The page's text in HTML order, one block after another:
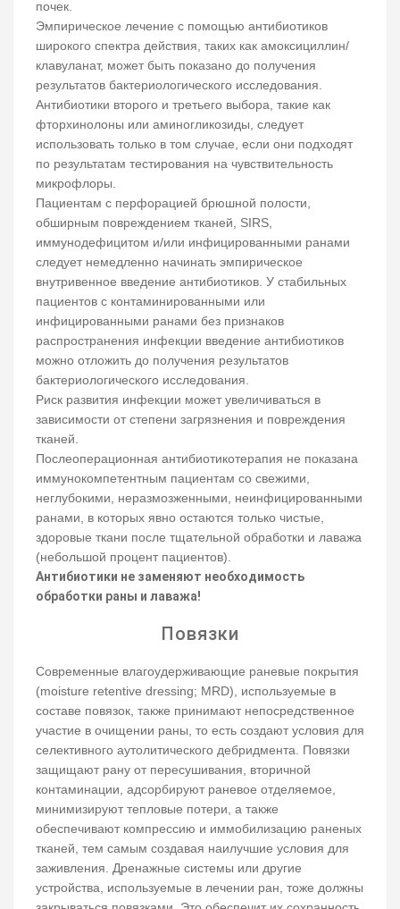
почек.
Эмпирическое лечение с помощью антибиотиков
широкого спектра действия, таких как амоксициллин/
клавуланат, может быть показано до получения
результатов бактериологического исследования.
Антибиотики второго и третьего выбора, такие как
фторхинолоны или аминогликозиды, следует
использовать только в том случае, если они подходят
по результатам тестирования на чувствительность
микрофлоры.
Пациентам с перфорацией брюшной полости,
обширным повреждением тканей, SIRS,
иммунодефицитом и/или инфицированными ранами
следует немедленно начинать эмпирическое
внутривенное введение антибиотиков. У стабильных
пациентов с контаминированными или
инфицированными ранами без признаков
распространения инфекции введение антибиотиков
можно отложить до получения результатов
бактериологического исследования.
Риск развития инфекции может увеличиваться в
зависимости от степени загрязнения и повреждения
тканей.
Послеоперационная антибиотикотерапия не показана
иммунокомпетентным пациентам со свежими,
неглубокими, неразмозженными, неинфицированными
ранами, в которых явно остаются только чистые,
здоровые ткани после тщательной обработки и лаважа
(небольшой процент пациентов).
Антибиотики не заменяют необходимость
обработки раны и лаважа!
Повязки
Современные влагоудерживающие раневые покрытия
(moisture retentive dressing; MRD), используемые в
составе повязок, также принимают непосредственное
участие в очищении раны, то есть создают условия для
селективного аутолитического дебридмента. Повязки
защищают рану от пересушивания, вторичной
контаминации, адсорбируют раневое отделяемое,
минимизируют тепловые потери, а также
обеспечивают компрессию и иммобилизацию раненых
тканей, тем самым создавая наилучшие условия для
заживления. Дренажные системы или другие
устройства, используемые в лечении ран, тоже должны